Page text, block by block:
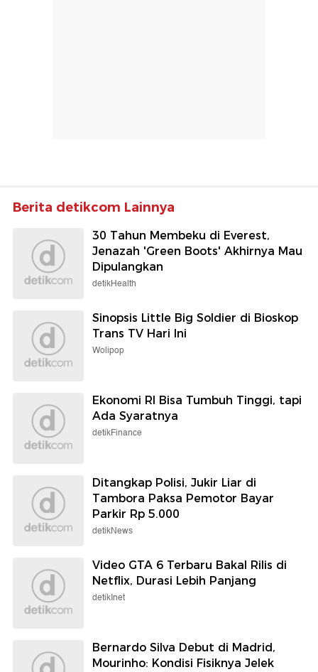
Berita detikcom Lainnya
30 Tahun Membeku di Everest,
Jenazah 'Green Boots' Akhirnya Mau
Dipulangkan
detikHealth
Sinopsis Little Big Soldier di Bioskop
Trans TV Hari Ini
Wolipop
Ekonomi RI Bisa Tumbuh Tinggi, tapi
Ada Syaratnya
detikFinance
Ditangkap Polisi, Jukir Liar di
Tambora Paksa Pemotor Bayar
Parkir Rp 5.000
detikNews
Video GTA 6 Terbaru Bakal Rilis di
Netflix, Durasi Lebih Panjang
detikInet
Bernardo Silva Debut di Madrid,
Mourinho: Kondisi Fisiknya Jelek